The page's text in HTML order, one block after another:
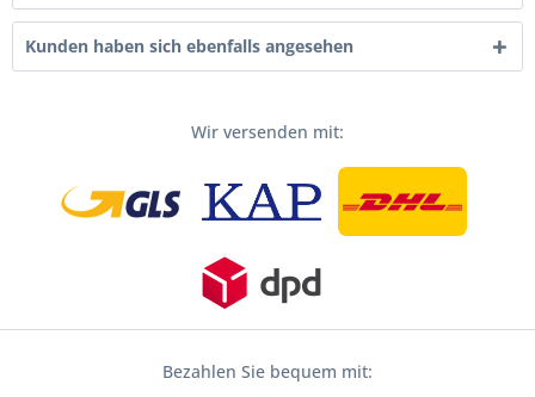
Kunden haben sich ebenfalls angesehen
Wir versenden mit:
Bezahlen Sie bequem mit: